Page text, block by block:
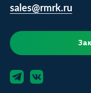
sales@rmrk.ru